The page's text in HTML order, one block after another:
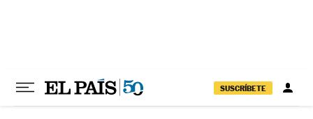
SUSCRÍBETE